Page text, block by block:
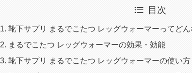
目次
1. 靴下サプリ まるでこたつ レッグウォーマーってどん
2. まるでこたつ レッグウォーマーの効果・効能
3. 靴下サプリ まるでこたつ レッグウォーマーの使い方